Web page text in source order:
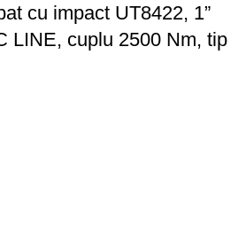
cu impact UT8422, 1”
LINE, cuplu 2500 Nm, tip